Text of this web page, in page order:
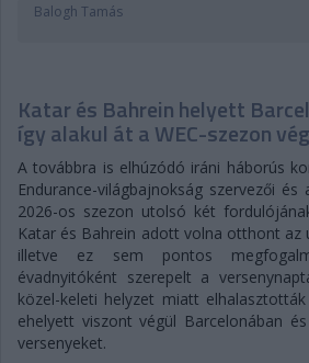
Balogh Tamás
Katar és Bahrein helyett
így alakul át a WEC-szezon
A továbbra is elhúzódó iráni háborús
Endurance-világbajnokság szervezői
2026-os szezon utolsó két
Katar és Bahrein adott volna otthont
illetve ez sem pontos
évadnyitóként szerepelt a
közel-keleti helyzet miatt
ehelyett viszont végül Barcelonában
versenyeket.